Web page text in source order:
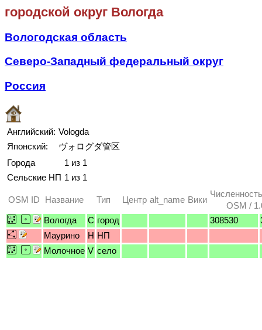
городской округ Вологда
Вологодская область
Северо-Западный федеральный округ
Россия
Английский: Vologda
Японский:
ヴォログダ管区
Города
1 из 1
Сельские НП 1 из 1
OSM ID Название Тип Центр alt_name Вики
OSM /
Вологда
C город 308530
Маурино
H НП
Молочное V село